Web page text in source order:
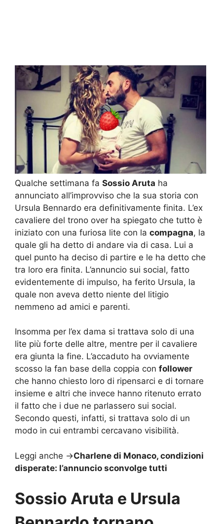
Qualche settimana fa Sossio Aruta ha
annunciato all’improvviso che la sua storia con
Ursula Bennardo era definitivamente finita. L’ex
cavaliere del trono over ha spiegato che tutto è
iniziato con una furiosa lite con la compagna, la
quale gli ha detto di andare via di casa. Lui a
quel punto ha deciso di partire e le ha detto che
tra loro era finita. L’annuncio sui social, fatto
evidentemente di impulso, ha ferito Ursula, la
quale non aveva detto niente del litigio
nemmeno ad amici e parenti.
Insomma per l’ex dama si trattava solo di una
lite più forte delle altre, mentre per il cavaliere
era giunta la fine. L’accaduto ha ovviamente
scosso la fan base della coppia con follower
che hanno chiesto loro di ripensarci e di tornare
insieme e altri che invece hanno ritenuto errato
il fatto che i due ne parlassero sui social.
Secondo questi, infatti, si trattava solo di un
modo in cui entrambi cercavano visibilità.
Leggi anche ->Charlene di Monaco, condizioni
disperate: l’annuncio sconvolge tutti
Sossio Aruta e Ursula